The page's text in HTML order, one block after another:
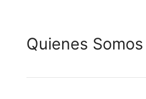
Quienes Somos